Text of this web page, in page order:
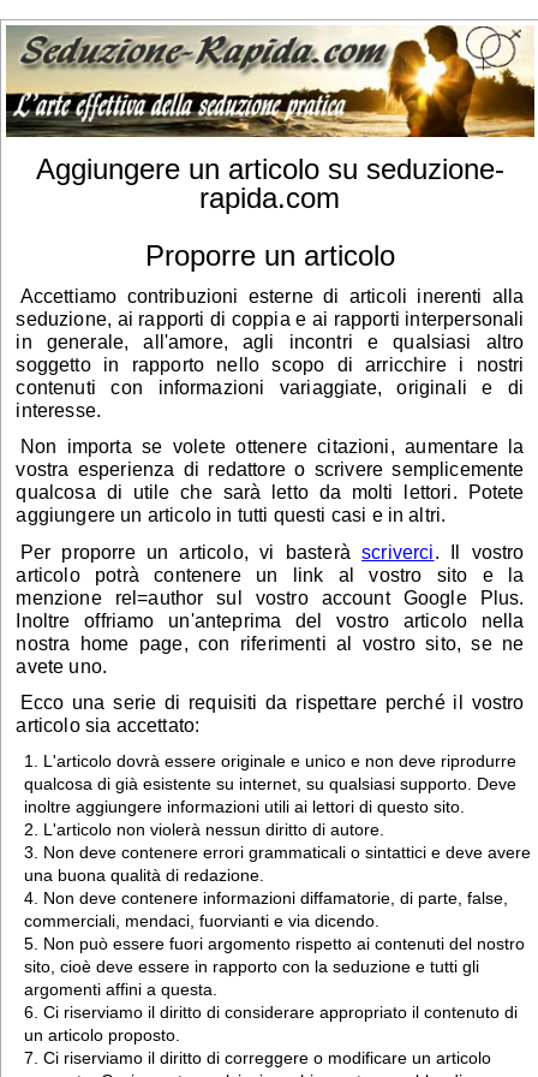
Aggiungere un articolo su seduzione-
rapida.com
Proporre un articolo
Accettiamo contribuzioni esterne di articoli inerenti alla
seduzione, ai rapporti di coppia e ai rapporti interpersonali
in generale, all'amore, agli incontri e qualsiasi altro
soggetto in rapporto nello scopo di arricchire i nostri
contenuti con informazioni variaggiate, originali e di
interesse.
Non importa se volete ottenere citazioni, aumentare la
vostra esperienza di redattore o scrivere semplicemente
qualcosa di utile che sarà letto da molti lettori. Potete
aggiungere un articolo in tutti questi casi e in altri.
Per proporre un articolo, vi basteràscriverci. Il vostro
articolo potrà contenere un link al vostro sito e la
menzione rel=author sul vostro account Google Plus.
Inoltre offriamo un'anteprima del vostro articolo nella
nostra home page, con riferimenti al vostro sito, se ne
avete uno.
Ecco una serie di requisiti da rispettare perché il vostro
articolo sia accettato:
L'articolo dovrà essere originale e unico e non deve riprodurre
qualcosa di già esistente su internet, su qualsiasi supporto. Deve
inoltre aggiungere informazioni utili ai lettori di questo sito.
L'articolo non violerà nessun diritto di autore.
Non deve contenere errori grammaticali o sintattici e deve avere
una buona qualità di redazione.
Non deve contenere informazioni diffamatorie, di parte, false,
commerciali, mendaci, fuorvianti e via dicendo.
Non può essere fuori argomento rispetto ai contenuti del nostro
sito, cioè deve essere in rapporto con la seduzione e tutti gli
argomenti affini a questa.
Ci riserviamo il diritto di considerare appropriato il contenuto di
un articolo proposto.
Ci riserviamo il diritto di correggere o modificare un articolo